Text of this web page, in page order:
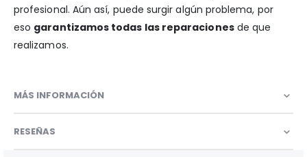
profesional. Aún así, puede surgir algún problema, por
eso garantizamos todas las reparacionesde que
realizamos.
MÁS INFORMACIÓN
RESEÑAS